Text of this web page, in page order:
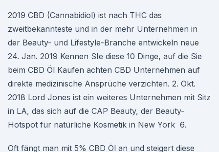
2019 CBD (Cannabidiol) ist nach THC das
zweitbekannteste und in der mehr Unternehmen in
der Beauty- und Lifestyle-Branche entwickeln neue
24. Jan. 2019 Kennen SIe diese 10 Dinge, auf die Sie
beim CBD Öl Kaufen achten CBD Unternehmen auf
direkte medizinische Ansprüche verzichten. 2. Okt.
2018 Lord Jones ist ein weiteres Unternehmen mit Sitz
in LA, das sich auf die CAP Beauty, der Beauty-
Hotspot für natürliche Kosmetik in New York 6.
Oft fängt man mit 5% CBD Öl an und steigert diese